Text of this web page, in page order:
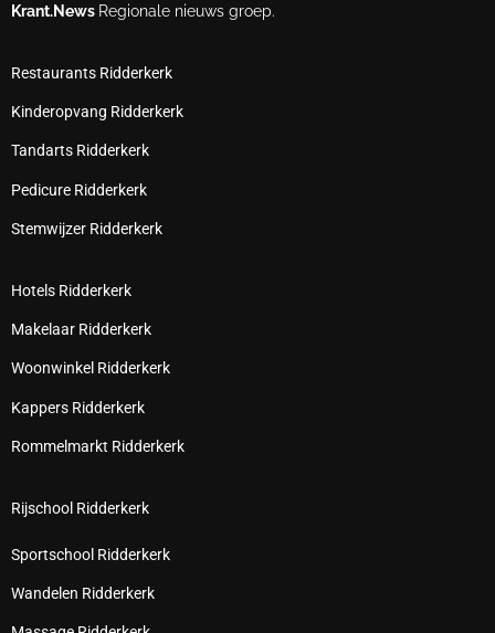
Krant.News Regionale nieuws groep.
Restaurants Ridderkerk
Kinderopvang Ridderkerk
Tandarts Ridderkerk
Pedicure Ridderkerk
Stemwijzer Ridderkerk
Hotels Ridderkerk
Makelaar Ridderkerk
Woonwinkel Ridderkerk
Kappers Ridderkerk
Rommelmarkt Ridderkerk
Rijschool Ridderkerk
Sportschool Ridderkerk
Wandelen Ridderkerk